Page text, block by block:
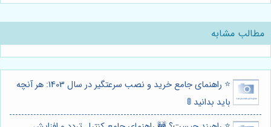
مطالب مشابه
⭐️ راهنمای جامع خرید و نصب سرعتگیر در سال 1403: هر آنچه
باید بدانید 🚦